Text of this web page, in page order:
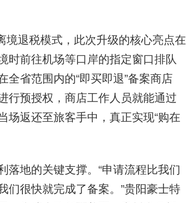
退税模式，此次升级的核心亮点在
时前往机场等口岸的指定窗口排队
省范围内的“即买即退”备案商店
行预授权，商店工作人员就能通过
场返还至旅客手中，真正实现“购在
地的关键支撑。“申请流程比我们
们很快就完成了备案。”贵阳豪士特